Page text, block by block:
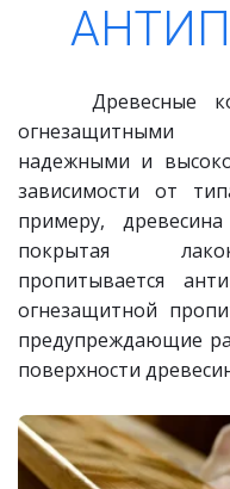
Древесные
огнезащитными
надежными и
зависимости от
примеру,
покрытая
пропитывается
огнезащитной
предупреждающие
поверхности